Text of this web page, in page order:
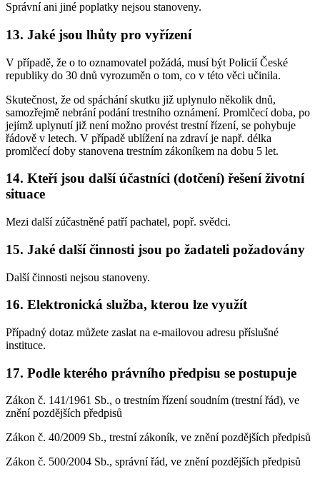
Správní ani jiné poplatky nejsou stanoveny.
13. Jaké jsou lhůty pro vyřízení
V případě, že o to oznamovatel požádá, musí být Policií České
republiky do 30 dnů vyrozuměn o tom, co v této věci učinila.
Skutečnost, že od spáchání skutku již uplynulo několik dnů,
samozřejmě nebrání podání trestního oznámení. Promlčecí doba, po
jejímž uplynutí již není možno provést trestní řízení, se pohybuje
řádově v letech. V případě ublížení na zdraví je např. délka
promlčecí doby stanovena trestním zákoníkem na dobu 5 let.
14. Kteří jsou další účastníci (dotčení) řešení životní
situace
Mezi další zúčastněné patří pachatel, popř. svědci.
15. Jaké další činnosti jsou po žadateli požadovány
Další činnosti nejsou stanoveny.
16. Elektronická služba, kterou lze využít
Případný dotaz můžete zaslat na e-mailovou adresu příslušné
instituce.
17. Podle kterého právního předpisu se postupuje
Zákon č. 141/1961 Sb., o trestním řízení soudním (trestní řád), ve
znění pozdějších předpisů
Zákon č. 40/2009 Sb., trestní zákoník, ve znění pozdějších předpisů
Zákon č. 500/2004 Sb., správní řád, ve znění pozdějších předpisů